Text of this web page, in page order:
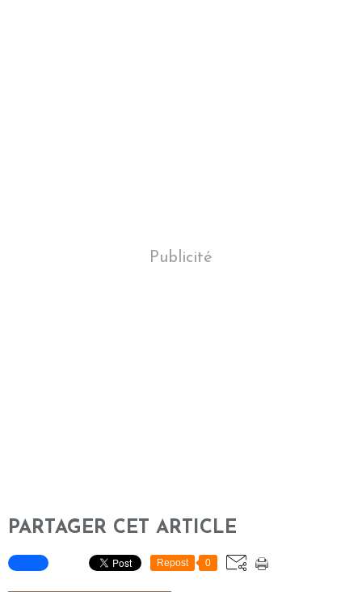
Publicité
PARTAGER CET ARTICLE
Repost 0